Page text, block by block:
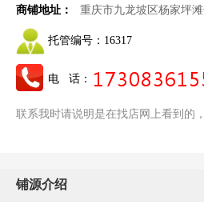
商铺地址：
重庆市九龙坡区杨家坪
托管编号： 16317
电 话：
联系我时请说明是在找店网上看到的
铺源介绍